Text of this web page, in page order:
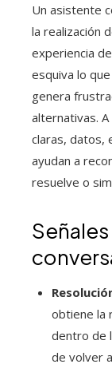
Un asistente
la realización
experiencia
esquiva lo
genera
alternativas.
claras, datos,
ayudan a
resuelve o
obtiene la
dentro de
de volver